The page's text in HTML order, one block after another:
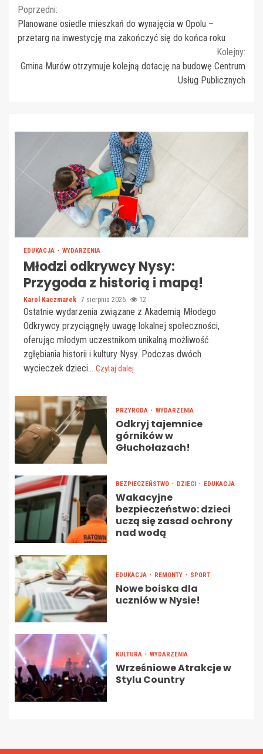
Continue
Reading
Poprzedni:
Planowane osiedle mieszkań do wynajęcia w Opolu –
przetarg na inwestycję ma zakończyć się do końca roku
Kolejny:
Gmina Murów otrzymuje kolejną dotację na budowę Centrum
Usług Publicznych
EDUKACJA WYDARZENIA
Młodzi odkrywcy Nysy:
Przygoda z historią i mapą!
Karol Kaczmarek 7 sierpnia 2026 12
Ostatnie wydarzenia związane z Akademią Młodego
Odkrywcy przyciągnęły uwagę lokalnej społeczności,
oferując młodym uczestnikom unikalną możliwość
zgłębiania historii i kultury Nysy. Podczas dwóch
wycieczek dzieci... Czytaj dalej
PRZYRODA WYDARZENIA
Odkryj tajemnice
górników w
Głuchołazach!
BEZPIECZEŃSTWO DZIECI EDUKACJA
Wakacyjne
bezpieczeństwo: dzieci
uczą się zasad ochrony
nad wodą
EDUKACJA REMONTY SPORT
Nowe boiska dla
uczniów w Nysie!
KULTURA WYDARZENIA
Wrześniowe Atrakcje w
Stylu Country